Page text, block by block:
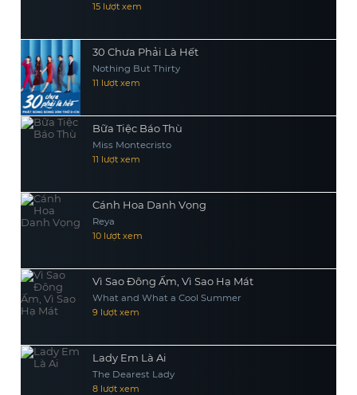
15 lượt xem
30 Chưa Phải Là Hết
Nothing But Thirty
11 lượt xem
Bữa Tiệc Báo Thù
Miss Montecristo
11 lượt xem
Cánh Hoa Danh Vọng
Reya
10 lượt xem
Vì Sao Đông Ấm, Vì Sao Hạ Mát
What and What a Cool Summer
9 lượt xem
Lady Em Là Ai
The Dearest Lady
8 lượt xem